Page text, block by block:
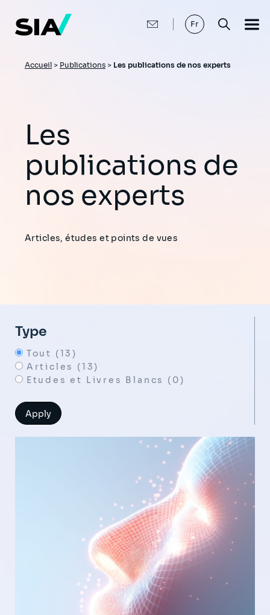
contenu
principal
Fr
Fil
Accueil > Publications > Les publications de nos experts
Les
publications de
nos experts
Articles, études et points de vues
Type
Tout (13)
Articles (13)
Etudes et Livres Blancs (0)